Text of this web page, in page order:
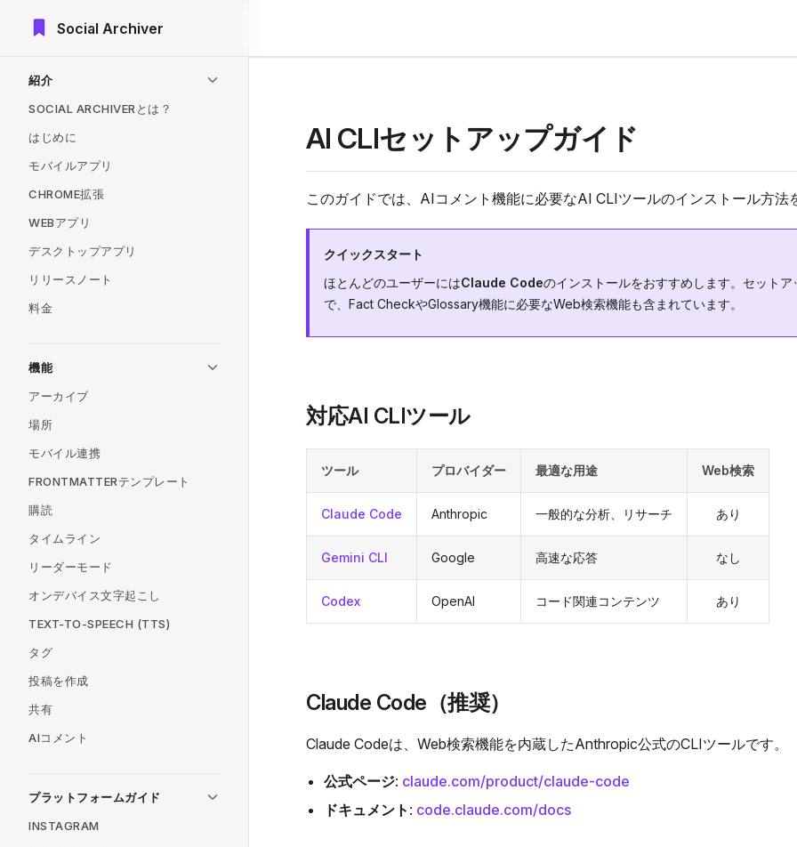
Skip to content
Social Archiver
紹介
SOCIAL ARCHIVERとは？
はじめに
モバイルアプリ
CHROME拡張
WEBアプリ
デスクトップアプリ
リリースノート
料金
機能
アーカイブ
場所
モバイル連携
FRONTMATTERテンプレート
購読
タイムライン
リーダーモード
オンデバイス文字起こし
TEXT-TO-SPEECH (TTS)
タグ
投稿を作成
共有
AIコメント
プラットフォームガイド
INSTAGRAM
AI CLIセットアップガイド
このガイドでは、AIコメント機能に必要なAI CLIツールのインストール方法
クイックスタート
ほとんどのユーザーにはClaude Codeのインストールをおすすめします。セットア
で、Fact CheckやGlossary機能に必要なWeb検索機能も含まれています。
対応AI CLIツール
ツール プロバイダー 最適な用途 Web検索
Claude Code Anthropic 一般的な分析、リサーチ あり
Gemini CLI Google 高速な応答 なし
Codex OpenAI コード関連コンテンツ あり
Claude Code（推奨）
Claude Codeは、Web検索機能を内蔵したAnthropic公式のCLIツールです。
公式ページ: claude.com/product/claude-code
ドキュメント : code.claude.com/docs